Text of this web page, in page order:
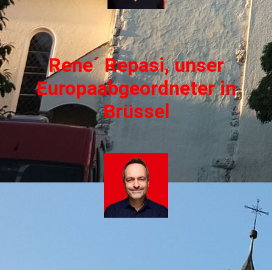
Rene´ Repasi, unser
Europaabgeordneter in
Brüssel